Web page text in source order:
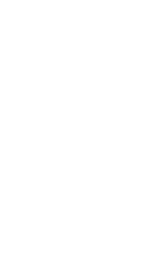
små, så mål
tæppe.
polyester